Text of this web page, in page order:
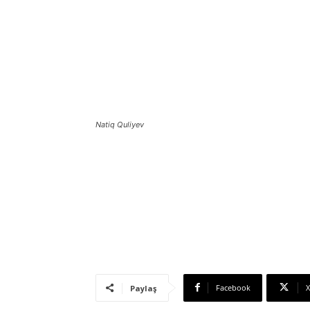
Natiq Quliyev
Paylaş Facebook X